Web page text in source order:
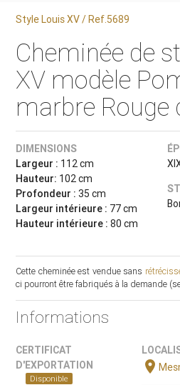
Style Louis XV / Ref.5689
Cheminée de
XV modèle
marbre Rouge
DIMENSIONS
Largeur : 112 cm
Hauteur: 102 cm
Profondeur : 35 cm
Largeur intérieure : 77 cm
Hauteur intérieure :80 cm
Cette cheminée est vendue sans
ci pourront être fabriqués à la demande
Informations
CERTIFICAT
D'EXPORTATION
Disponible
location_on